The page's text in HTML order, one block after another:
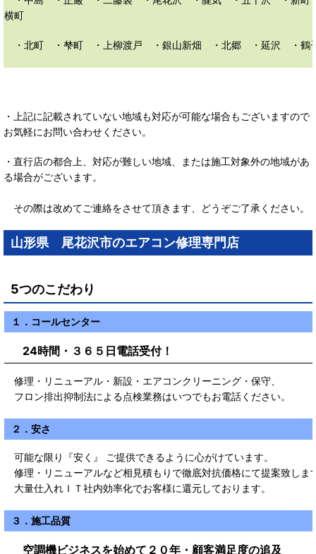
横町
・北町 ・梺町 ・上柳渡戸 ・銀山新畑 ・北郷 ・延沢 ・鶴
・上記に記載されていない地域も対応が可能な場合もございますので
お気軽にお問い合わせください。
・直行店の都合上、対応が難しい地域、または施工対象外の地域があ
る場合がございます。
その際は改めてご連絡をさせて頂きます、どうぞご了承ください。
山形県 尾花沢市のエアコン修理専門店
5つのこだわり
１．コールセンター
24時間・３６５日電話受付！
修理・リニューアル・新設・エアコンクリーニング・保守、
フロン排出抑制法による点検業務はいつでもお電話ください。
２．安さ
可能な限り『安く』 ご提供できるように心がけています。
修理・リニューアルなど相見積もりで徹底対抗価格にて提案致しま
大量仕入れＩＴ社内効率化でお客様に還元しております。
３．施工品質
空調機ビジネスを始めて２０年・顧客満足度の追及